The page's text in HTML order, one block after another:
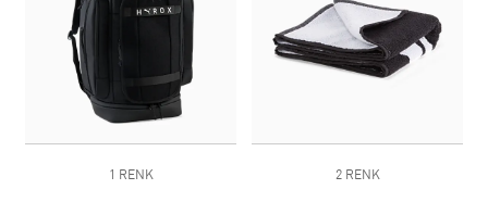
1 RENK 2 RENK